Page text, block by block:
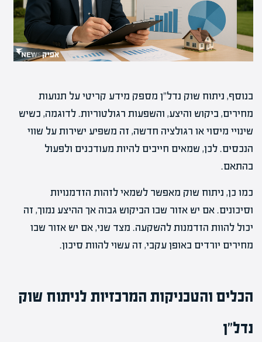
בנוסף, ניתוח שוק נדל"ן מספק מידע קריטי על תנועות
מחירים, ביקוש והיצע, והשפעות רגולטוריות. לדוגמה, כשיש
שינויי מיסוי או רגולציה חדשה, זה משפיע ישירות על שווי
הנכסים. לכן, שמאים חייבים להיות מעודכנים ולפעול
בהתאם.
כמו כן, ניתוח שוק מאפשר לשמאי לזהות הזדמנויות
וסיכונים. אם יש אזור שבו הביקוש גבוה אך ההיצע נמוך, זה
יכול להוות הזדמנות להשקעה. מצד שני, אם יש אזור שבו
מחירים יורדים באופן עקבי, זה עשוי להוות סיכון.
הכלים והטכניקות המרכזיות לניתוח שוק
נדל"ן